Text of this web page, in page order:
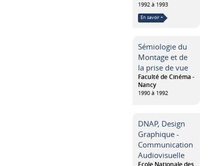
1992 à 1993
En savoir +
Sémiologie du
Montage et de
la prise de vue
Faculté de Cinéma -
Nancy
1990 à 1992
DNAP, Design
Graphique -
Communication
Audiovisuelle